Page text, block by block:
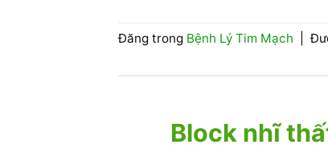
Đăng trong Bệnh Lý Tim Mạch
Block nhĩ